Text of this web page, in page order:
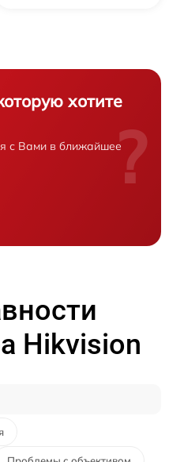
хотите
с Вами в ближайшее?
Hikvision